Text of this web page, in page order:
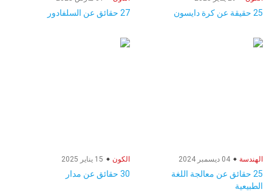
25 حقيقة عن كرة دايسون 27 حقائق عن السلفادور
الهندسة
25 حقائق عن معالجة اللغة
الطبيعية
الكون
30 حقائق عن مدار